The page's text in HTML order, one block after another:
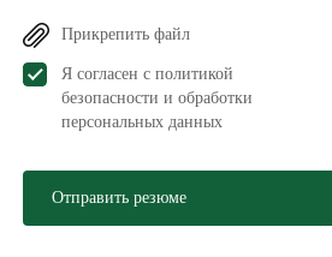
Прикрепить файл
Я согласен с политикой
безопасности и обработки
персональных данныx